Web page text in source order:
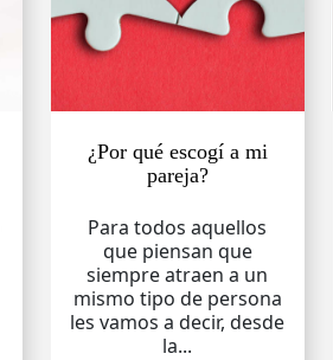
¿Por qué escogí a mi
pareja?
Para todos aquellos
que piensan que
siempre atraen a un
mismo tipo de persona
les vamos a decir, desde
la...